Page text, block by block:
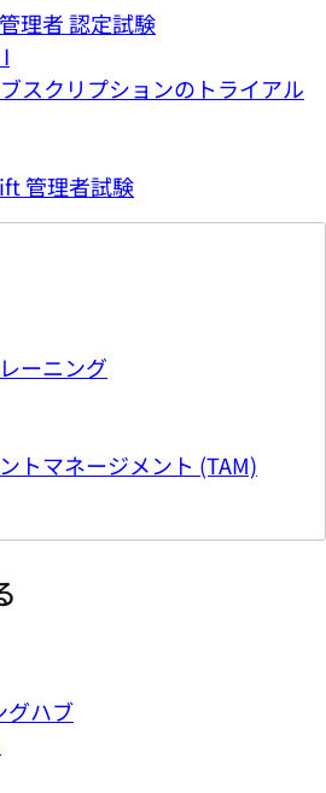
理者 認定試験
スクリプションのトライアル
管理者試験
ーニング
トマネージメント (TAM)
グハブ